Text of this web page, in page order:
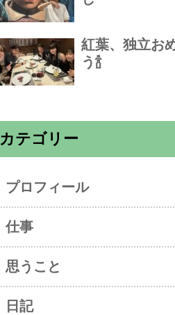
紅葉、独立お
う🍾
カテゴリー
プロフィール
仕事
思うこと
日記